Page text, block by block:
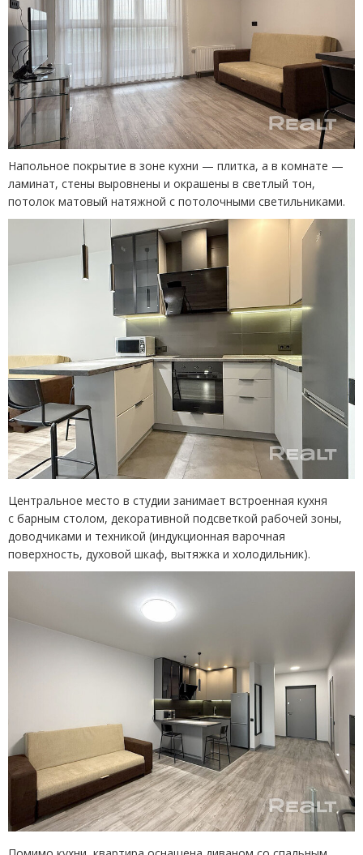
Напольное покрытие в зоне кухни — плитка, а в комнате —
ламинат, стены выровнены и окрашены в светлый тон,
потолок матовый натяжной с потолочными светильниками.
Центральное место в студии занимает встроенная кухня
с барным столом, декоративной подсветкой рабочей зоны,
доводчиками и техникой (индукционная варочная
поверхность, духовой шкаф, вытяжка и холодильник).